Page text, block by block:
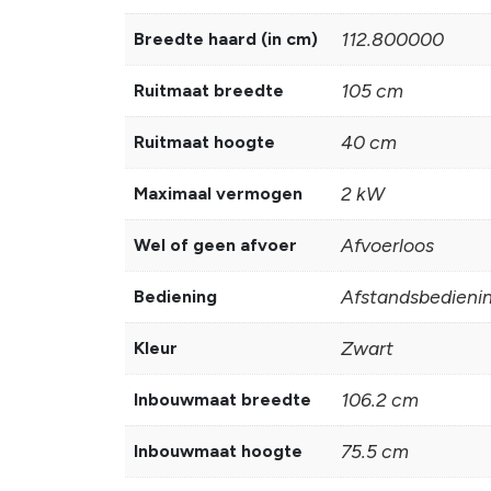
Breedte haard (in cm) 112.800000
Ruitmaat breedte 105 cm
Ruitmaat hoogte 40 cm
Maximaal vermogen 2 kW
Wel of geen afvoer Afvoerloos
Bediening
Kleur Zwart
Inbouwmaat breedte 106.2 cm
Inbouwmaat hoogte 75.5 cm